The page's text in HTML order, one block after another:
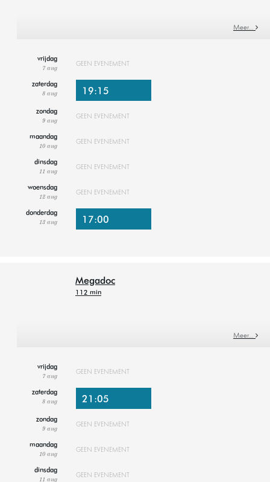
Meer…
vrijdag
7 aug
GEEN EVENEMENT
zaterdag
8 aug 19:15
zondag
9 aug
GEEN EVENEMENT
maandag
10 aug
GEEN EVENEMENT
dinsdag
11 aug
GEEN EVENEMENT
woensdag
12 aug
GEEN EVENEMENT
donderdag
13 aug 17:00
Megadoc
112 min
Meer…
vrijdag
7 aug
GEEN EVENEMENT
zaterdag
8 aug 21:05
zondag
9 aug
GEEN EVENEMENT
maandag
10 aug
GEEN EVENEMENT
dinsdag
11 aug
GEEN EVENEMENT